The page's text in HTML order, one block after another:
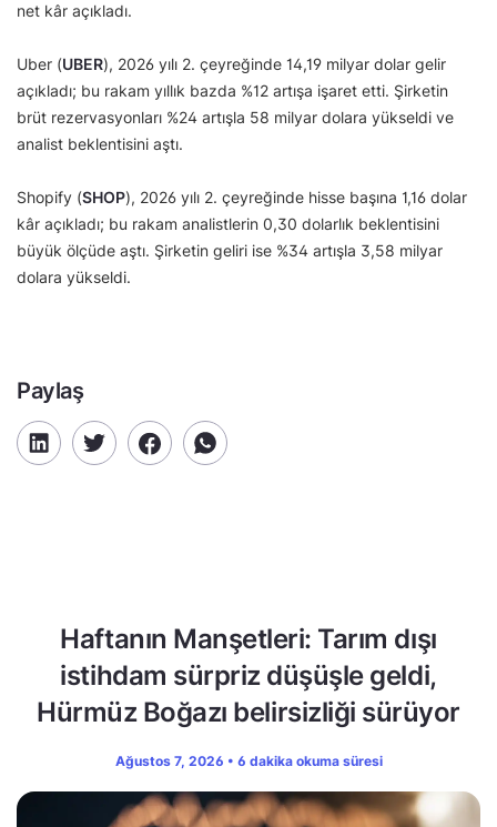
net kâr açıkladı.
Uber (UBER), 2026 yılı 2. çeyreğinde 14,19 milyar dolar gelir
açıkladı; bu rakam yıllık bazda %12 artışa işaret etti. Şirketin
brüt rezervasyonları %24 artışla 58 milyar dolara yükseldi ve
analist beklentisini aştı.
Shopify (SHOP), 2026 yılı 2. çeyreğinde hisse başına 1,16 dolar
kâr açıkladı; bu rakam analistlerin 0,30 dolarlık beklentisini
büyük ölçüde aştı. Şirketin geliri ise %34 artışla 3,58 milyar
dolara yükseldi.
Paylaş
Haftanın Manşetleri: Tarım dışı
istihdam sürpriz düşüşle geldi,
Hürmüz Boğazı belirsizliği sürüyor
Ağustos 7, 2026 • 6 dakika okuma süresi